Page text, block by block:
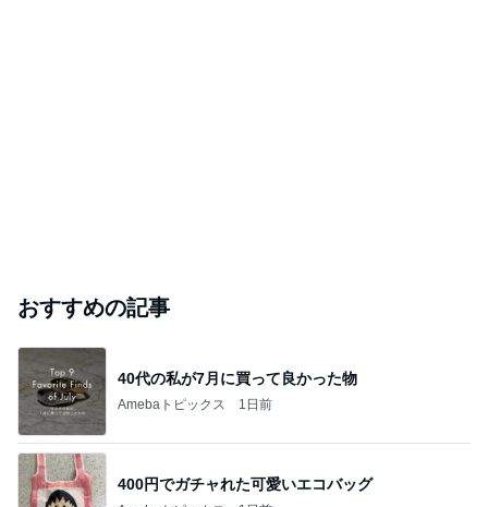
おすすめの記事
40代の私が7月に買って良かった物
Amebaトピックス 1日前
400円でガチャれた可愛いエコバッグ